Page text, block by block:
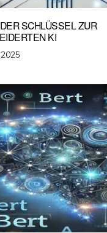
SCHLÜSSEL ZUR
KI